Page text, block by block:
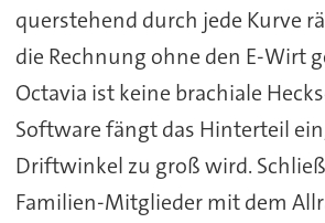
querstehend durch jede Kurve
die Rechnung ohne den E-Wirt
Octavia ist keine brachiale
Software fängt das Hinterteil
Driftwinkel zu groß wird.
Familien-Mitglieder mit dem